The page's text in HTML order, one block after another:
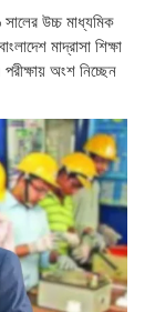
উচ্চ মাধ্যমিক
মাদ্রাসা শিক্ষা
পরীক্ষায় অংশ নিচ্ছেন